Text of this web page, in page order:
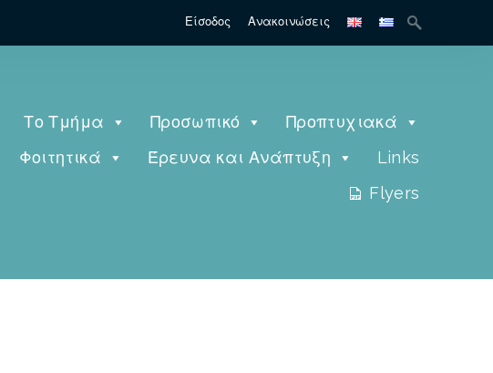
Είσοδος Ανακοινώσεις
Το Τμήμα Προσωπικό
Προπτυχιακά
Φοιτητικά Έρευνα και Ανάπτυξη
Links
Flyers